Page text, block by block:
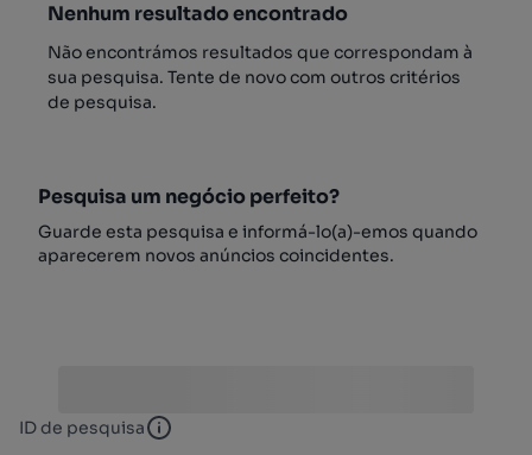
Nenhum resultado encontrado
Não encontrámos resultados que correspondam à
sua pesquisa. Tente de novo com outros critérios
de pesquisa.
Pesquisa um negócio perfeito?
Guarde esta pesquisa e informá-lo(a)-emos quando
aparecerem novos anúncios coincidentes.
ID de pesquisa ID de pesquisa